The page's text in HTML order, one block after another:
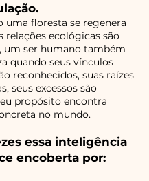
uma floresta se regenera
relações ecológicas são
um ser humano também
quando seus vínculos
reconhecidos, suas raízes
seus excessos são
propósito encontra
no mundo.
essa inteligência
encoberta por: